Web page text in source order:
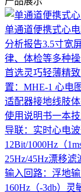
单通道便携式心
分析报告3.5寸宽
律、体检等多种
首选灵巧轻薄精
置：MHE-1 心电
适配器接地线肢
使用说明书一本
导联：实时心电
12Bit/1000Hz（
25Hz/45Hz漂移
输入回路：浮地
160Hz（-3db）灵